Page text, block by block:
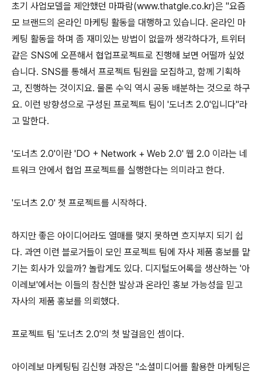
초기 사업모델을 제안했던 마파람(www.thatgle.co.kr)은 "요즘
모 브랜드의 온라인 마케팅 활동을 대행하고 있습니다. 온라인 마
케팅 활동을 하며 좀 재미있는 방법이 없을까 생각하다가, 트위터
같은 SNS에 오픈해서 협업프로젝트로 진행해 보면 어떨까 싶었
습니다. SNS를 통해서 프로젝트 팀원을 모집하고, 함께 기획하
고, 진행하는 것이지요. 물론 수익 역시 공동 배분하는 것으로 하구
요. 이런 방향성으로 구성된 프로젝트 팀이 '도너츠 2.0'입니다"라
고 말한다.
'도너츠 2.0'이란 'DO + Network + Web 2.0' 웹 2.0 이라는 네
트워크 안에서 협업 프로젝트를 실행한다는 의미라고 한다.
'도너츠 2.0' 첫 프로젝트를 시작하다.
하지만 좋은 아이디어라도 열매를 맺지 못하면 흐지부지 되기 쉽
다. 과연 이런 블로거들이 모인 프로젝트 팀에 자사 제품 홍보를 맡
기는 회사가 있을까? 놀랍게도 있다. 디지털도어록을 생산하는 '아
이레보'에서는 이들의 참신한 발상과 온라인 홍보 가능성을 믿고
자사의 제품 홍보를 의뢰했다.
프로젝트 팀 '도너츠 2.0'의 첫 발걸음인 셈이다.
아이레보 마케팅팀 김신형 과장은 "소셜미디어를 활용한 마케팅은